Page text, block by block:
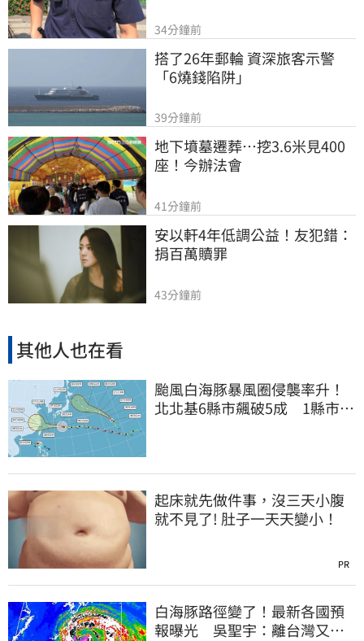
34分鐘前
搭了26年郵輪 資深旅客示警
「6燒錢陷阱」
39分鐘前
地下墳墓遷葬…挖3.6米見400
座！今辦法會
41分鐘前
安以軒4年低調公益！友犯錯：
捐百萬贖罪
43分鐘前
其他人也在看
颱風白海豚暴風圈侵襲率升！
北北基6縣市飆破5成 1縣市
起床就先做件事，沒三天小腹
就不見了! 肚子一天天變小！
PR
白海豚路徑變了！最新各國預
報曝光 吳聖宇：離台灣又更